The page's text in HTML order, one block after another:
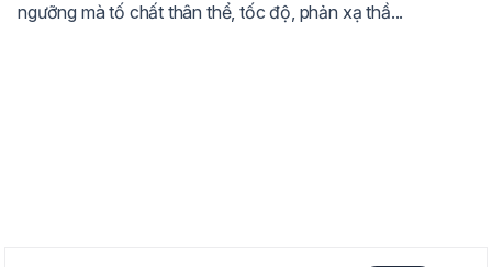
ngưỡng mà tố chất thân thể, tốc độ, phản xạ thầ...